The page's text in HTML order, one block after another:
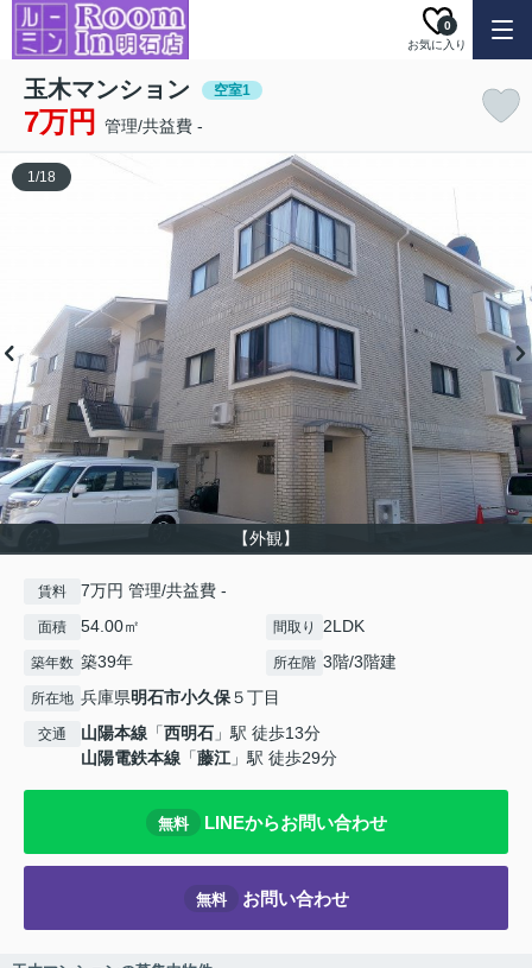
お気に入り
0
玉木マンション 空室1
7万円 管理/共益費 -
【外観】
1/18
賃料 7万円 管理/共益費 -
面積 54.00㎡ 間取り 2LDK
築年数 築39年 所在階 3階/3階建
所在地 兵庫県明石市小久保５丁目
交通 山陽本線 「西明石 」駅 徒歩13分
山陽電鉄本線 「藤江」駅 徒歩29分
無料 LINEからお問い合わせ
無料 お問い合わせ